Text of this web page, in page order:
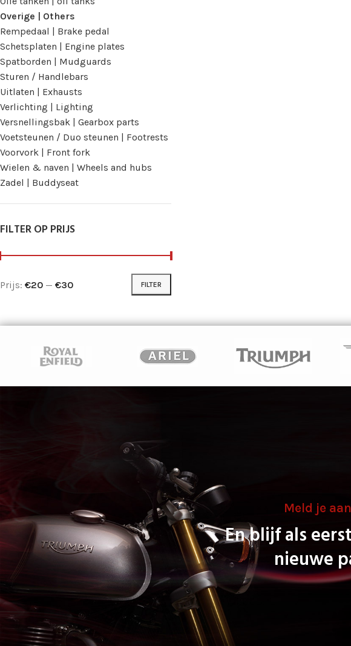
Overige | Others
Rempedaal | Brake pedal
Schetsplaten | Engine plates
Spatborden | Mudguards
Sturen / Handlebars
Uitlaten | Exhausts
Verlichting | Lighting
Versnellingsbak | Gearbox parts
Voetsteunen / Duo steunen | Footrests
Voorvork | Front fork
Wielen & naven | Wheels and hubs
Zadel | Buddyseat
FILTER OP PRIJS
FILTER
Prijs: €20 — €30
Meld je
En blijf als
nieuwe